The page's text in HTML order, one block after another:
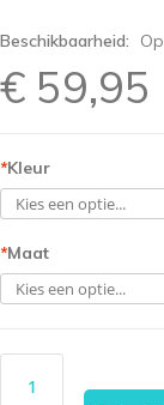
Beschikbaarheid:
€ 59,95
*Kleur
*Maat